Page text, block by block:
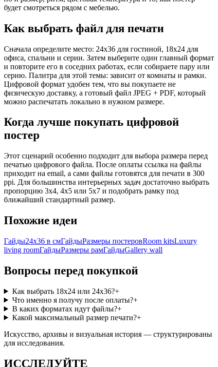
будет смотреться рядом с мебелью.
Как выбрать файл для печати
Сначала определите место: 24x36 для гостиной, 18x24 для
офиса, спальни и серии. Затем выберите один главный формат
и повторите его в соседних работах, если собираете пару или
серию. Палитра для этой темы: зависит от комнаты и рамки.
Цифровой формат удобен тем, что вы покупаете не
физическую доставку, а готовый файл JPEG + PDF, который
можно распечатать локально в нужном размере.
Когда лучше покупать цифровой
постер
Этот сценарий особенно подходит для выбора размера перед
печатью цифрового файла. После оплаты ссылка на файлы
приходит на email, а сами файлы готовятся для печати в 300
ppi. Для большинства интерьерных задач достаточно выбрать
пропорцию 3x4, 4x5 или 5x7 и подобрать рамку под
ближайший стандартный размер.
Похожие идеи
Гайды24x36 в смГайдыРазмеры постеровRoom kitsLuxury
living roomГайдыРазмеры рамГайдыGallery wall
Вопросы перед покупкой
Как выбрать 18x24 или 24x36?+
Что именно я получу после оплаты?+
В каких форматах идут файлы?+
Какой максимальный размер печати?+
Искусство, архивы и визуальная история — структурированы
для исследования.
ИССЛЕДУЙТЕ